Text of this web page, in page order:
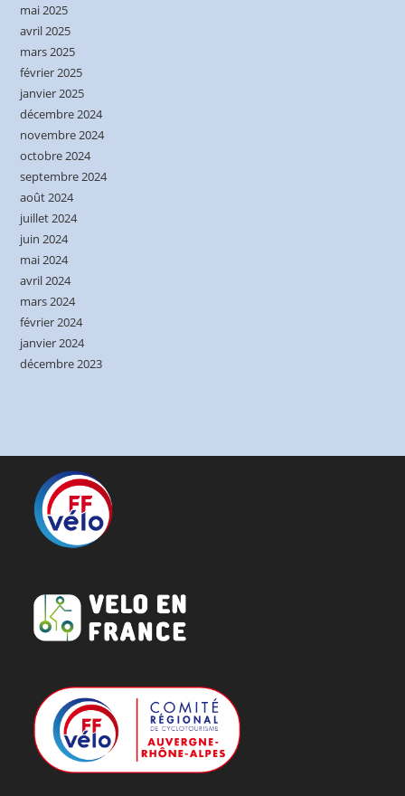
mai 2025
avril 2025
mars 2025
février 2025
janvier 2025
décembre 2024
novembre 2024
octobre 2024
septembre 2024
août 2024
juillet 2024
juin 2024
mai 2024
avril 2024
mars 2024
février 2024
janvier 2024
décembre 2023